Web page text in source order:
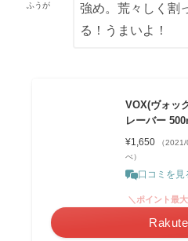
ふうが
強め。荒々しく割
る！うまいよ！
VOX(ヴォッ
レーバー
¥1,650
（
べ）
口コミを見
＼ポイント最